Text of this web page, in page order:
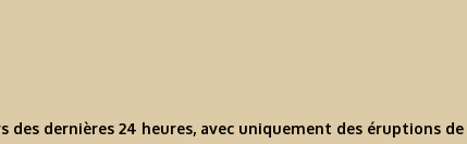
des dernières 24 heures, avec uniquement des éruptions de